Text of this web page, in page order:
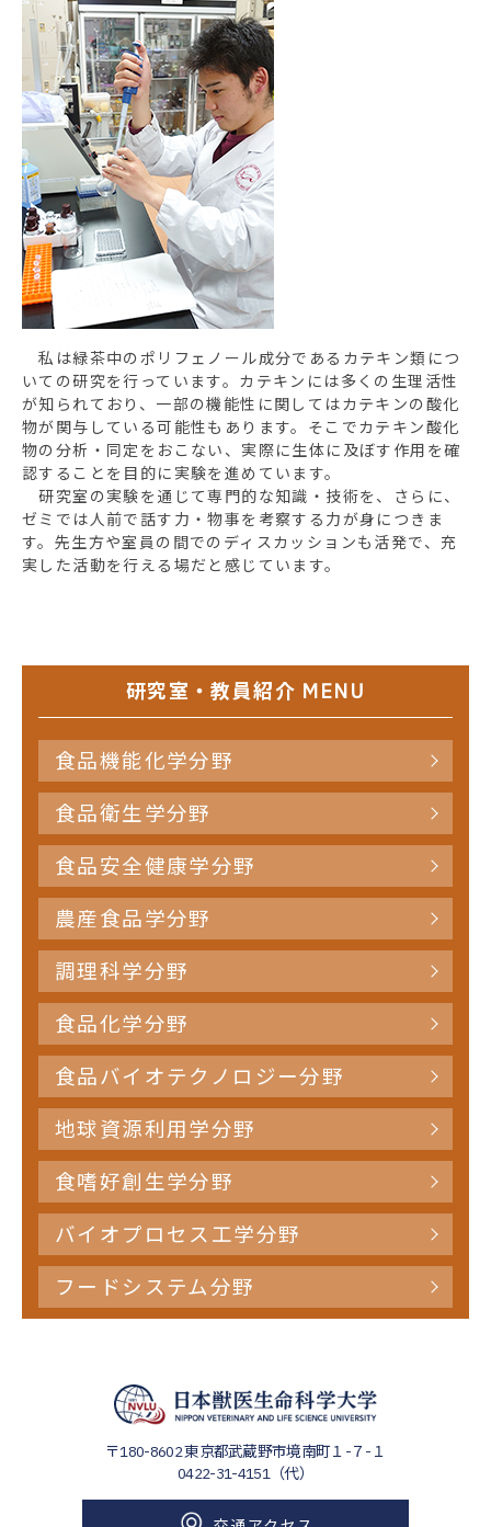
私は緑茶中のポリフェノール成分であるカテキン類につ
いての研究を行っています。カテキンには多くの生理活性
が知られており、一部の機能性に関してはカテキンの酸化
物が関与している可能性もあります。そこでカテキン酸化
物の分析・同定をおこない、実際に生体に及ぼす作用を確
認することを目的に実験を進めています。
研究室の実験を通じて専門的な知識・技術を、さらに、
ゼミでは人前で話す力・物事を考察する力が身につきま
す。先生方や室員の間でのディスカッションも活発で、充
実した活動を行える場だと感じています。
研究室・教員紹介 MENU
食品機能化学分野
食品衛生学分野
食品安全健康学分野
農産食品学分野
調理科学分野
食品化学分野
食品バイオテクノロジー分野
地球資源利用学分野
食嗜好創生学分野
バイオプロセス工学分野
フードシステム分野
〒180-8602東京都武蔵野市境南町１-７-１
0422-31-4151（代）